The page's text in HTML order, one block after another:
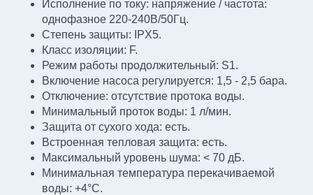
Исполнение по току: напряжение / частота:
однофазное 220-240В/50Гц.
Степень защиты: IPX5.
Класс изоляции: F.
Режим работы продолжительный: S1.
Включение насоса регулируется: 1,5 - 2,5 бара.
Отключение: отсутствие протока воды.
Минимальный проток воды: 1 л/мин.
Защита от сухого хода: есть.
Встроенная тепловая защита: есть.
Максимальный уровень шума: < 70 дБ.
Минимальная температура перекачиваемой
воды: +4°С.